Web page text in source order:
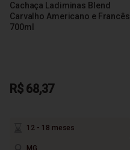
Cachaça Ladiminas Blend
Carvalho Americano e Francês
700ml
R$ 68,37
12 - 18 meses